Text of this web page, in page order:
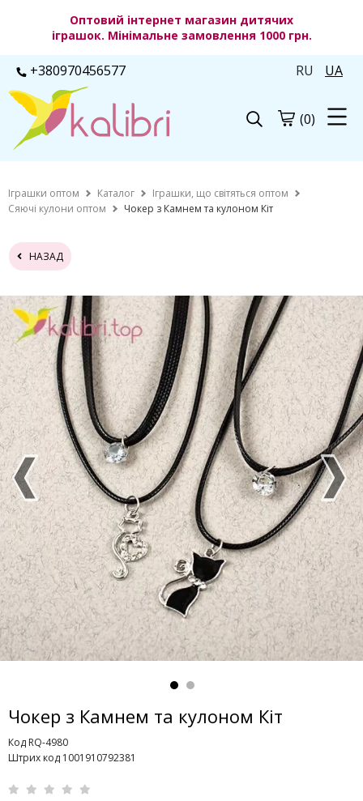
Оптовий інтернет магазин дитячих
іграшок. Мінімальне замовлення 1000 грн.
+380970456577 RU UA
(0)
Іграшки оптом Каталог
Іграшки, що світяться оптом
Сяючі кулони оптом
Чокер з Камнем та кулоном Кіт
НАЗАД
Чокер з Камнем та кулоном Кіт
Код RQ-4980
Штрих код 1001910792381